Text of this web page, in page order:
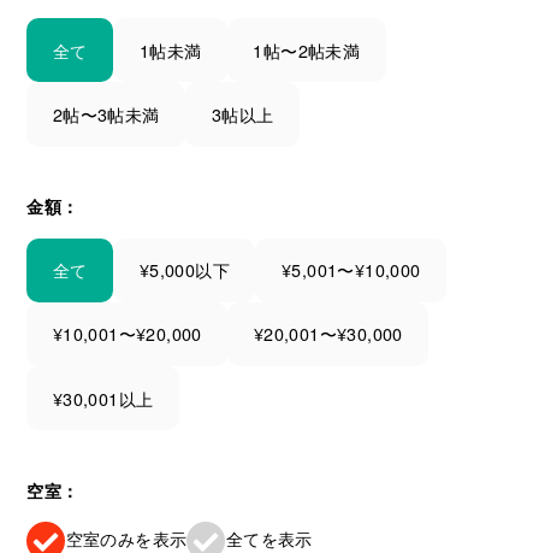
全て 1帖未満 1帖〜2帖未満
2帖〜3帖未満 3帖以上
金額：
全て ¥5,000以下 ¥5,001〜¥10,000
¥10,001〜¥20,000 ¥20,001〜¥30,000
¥30,001以上
空室：
空室のみを表示 全てを表示